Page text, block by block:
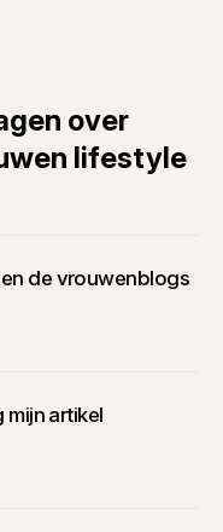
over
lifestyle
de vrouwenblogs
artikel